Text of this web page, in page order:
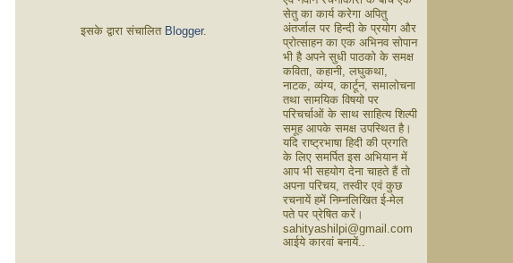
इसके द्वारा संचालित Blogger.
सेतु का कार्य करेगा अपितु
अंतर्जाल पर हिन्दी के प्रयोग और
प्रोत्साहन का एक अभिनव सोपान
भी है अपने सुधी पाठको के समक्ष
कविता, कहानी, लघुकथा,
नाटक, व्यंग्य, कार्टून, समालोचना
तथा सामयिक विषयो पर
परिचर्चाओं के साथ साहित्य शिल्पी
समूह आपके समक्ष उपस्थित है।
यदि राष्ट्रभाषा हिदी की प्रगति
के लिए समर्पित इस अभियान में
आप भी सहयोग देना चाहते हैं तो
अपना परिचय, तस्वीर एवं कुछ
रचनायें हमें निम्नलिखित ई-मेल
पते पर प्रेषित करें।
sahityashilpi@gmail.com
आईये कारवां बनायें..